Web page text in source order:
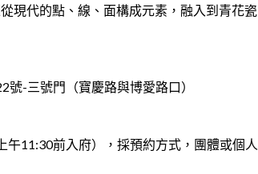
現代的點、線、面構成元素，融入到青花瓷
-三號門（寶慶路與博愛路口）
11:30前入府），採預約方式，團體或個人